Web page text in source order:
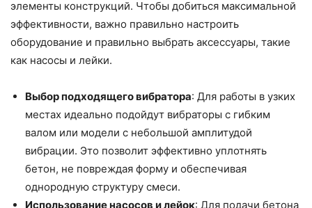
элементы конструкций. Чтобы добиться максимальной
эффективности, важно правильно настроить
оборудование и правильно выбрать аксессуары, такие
как насосы и лейки.
Выбор подходящего вибратора: Для работы в узких
местах идеально подойдут вибраторы с гибким
валом или модели с небольшой амплитудой
вибрации. Это позволит эффективно уплотнять
бетон, не повреждая форму и обеспечивая
однородную структуру смеси.
Использование насосов и лейок: Для подачи бетона